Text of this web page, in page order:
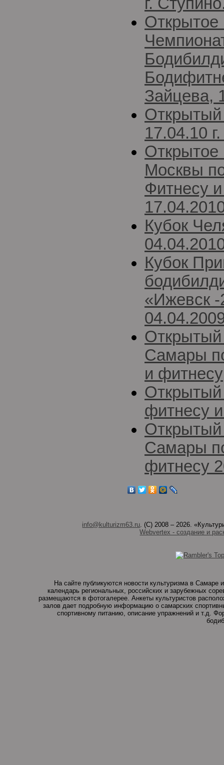
г.
Открытое
Зайцева,
17.04.10
Открытое
Москвы
Фитнесу
Кубок
Кубок
«Ижевск -
Открытый
Самары
и фитнесу
Открытый
фитнесу и
Открытый
Самары
фитнесу
info@kulturizm63.ru . (C) 2008 – 2026.
Webvertex - создание и
На сайте публикуются новости культуризма в
календарь региональных, российских и зарубежных
размещаются в фотогалерее. Анкеты культуристов
залов дает подробную информацию о самарских
спортивному питанию, описание упражнений и т.д.